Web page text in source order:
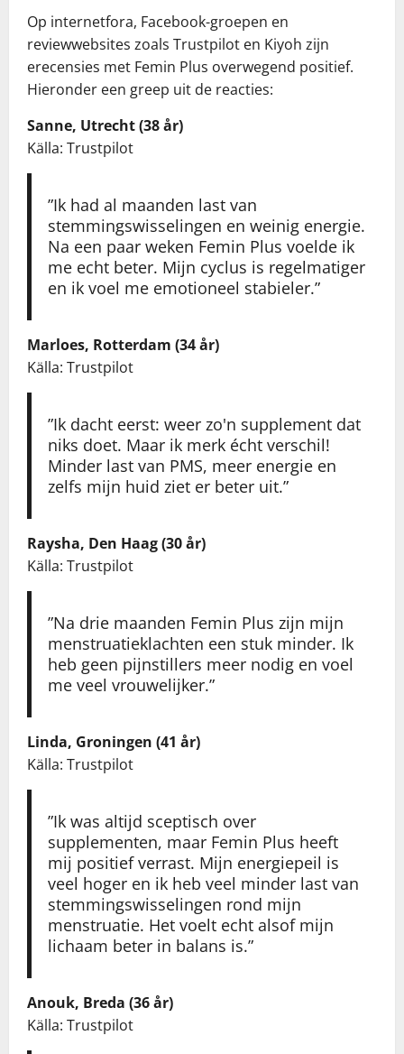
Op internetfora, Facebook-groepen en
reviewwebsites zoals Trustpilot en Kiyoh zijn
erecensies met Femin Plus overwegend positief.
Hieronder een greep uit de reacties:
Sanne, Utrecht (38 år)
Källa: Trustpilot
”Ik had al maanden last van
stemmingswisselingen en weinig energie.
Na een paar weken Femin Plus voelde ik
me echt beter. Mijn cyclus is regelmatiger
en ik voel me emotioneel stabieler.”
Marloes, Rotterdam (34 år)
Källa: Trustpilot
”Ik dacht eerst: weer zo'n supplement dat
niks doet. Maar ik merk écht verschil!
Minder last van PMS, meer energie en
zelfs mijn huid ziet er beter uit.”
Raysha, Den Haag (30 år)
Källa: Trustpilot
”Na drie maanden Femin Plus zijn mijn
menstruatieklachten een stuk minder. Ik
heb geen pijnstillers meer nodig en voel
me veel vrouwelijker.”
Linda, Groningen (41 år)
Källa: Trustpilot
”Ik was altijd sceptisch over
supplementen, maar Femin Plus heeft
mij positief verrast. Mijn energiepeil is
veel hoger en ik heb veel minder last van
stemmingswisselingen rond mijn
menstruatie. Het voelt echt alsof mijn
lichaam beter in balans is.”
Anouk, Breda (36 år)
Källa: Trustpilot